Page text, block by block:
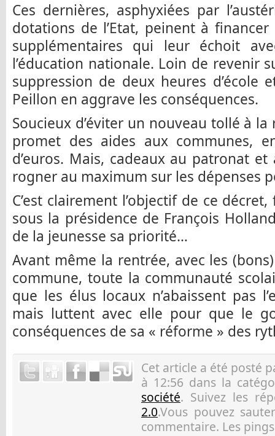
Ces dernières, asphyxiées par
dotations de l’Etat, peinent à
supplémentaires qui leur échoit
l’éducation nationale. Loin de revenir
suppression de deux heures d’école
Peillon en aggrave les conséquences.
Soucieux d’éviter un nouveau tollé à
promet des aides aux communes,
d’euros. Mais, cadeaux au patronat
rogner au maximum sur les dépenses
C’est clairement l’objectif de ce
sous la présidence de François
de la jeunesse sa priorité…
Avant même la rentrée, avec les
commune, toute la communauté
que les élus locaux n’abaissent pas
mais luttent avec elle pour que le
conséquences de sa « réforme » des
Cet article a été posté
à 12:56 dans la
société. Suivez les
2.0.Vous pouvez
commentaire. Les